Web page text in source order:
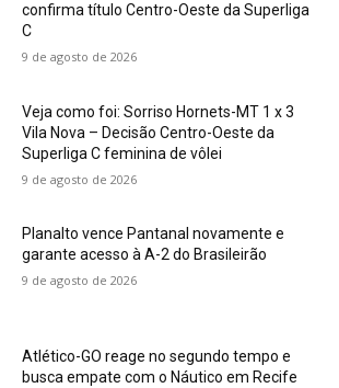
confirma título Centro-Oeste da Superliga
C
9 de agosto de 2026
Veja como foi: Sorriso Hornets-MT 1 x 3
Vila Nova – Decisão Centro-Oeste da
Superliga C feminina de vôlei
9 de agosto de 2026
Planalto vence Pantanal novamente e
garante acesso à A-2 do Brasileirão
9 de agosto de 2026
Atlético-GO reage no segundo tempo e
busca empate com o Náutico em Recife